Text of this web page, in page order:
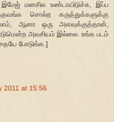
மனசில உண்டாயிடுச்சு, இப்ப
சொல்ற கருத்துக்களுக்கு
ஆனா ஒரு அளவுக்குத்தான்,
அவசியம் இல்லை. உங்க படம்
போடுங்க.]
2011 at 15:56